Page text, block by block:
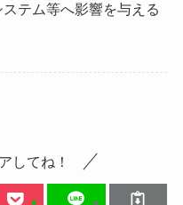
テム等へ影響を与える
してね！